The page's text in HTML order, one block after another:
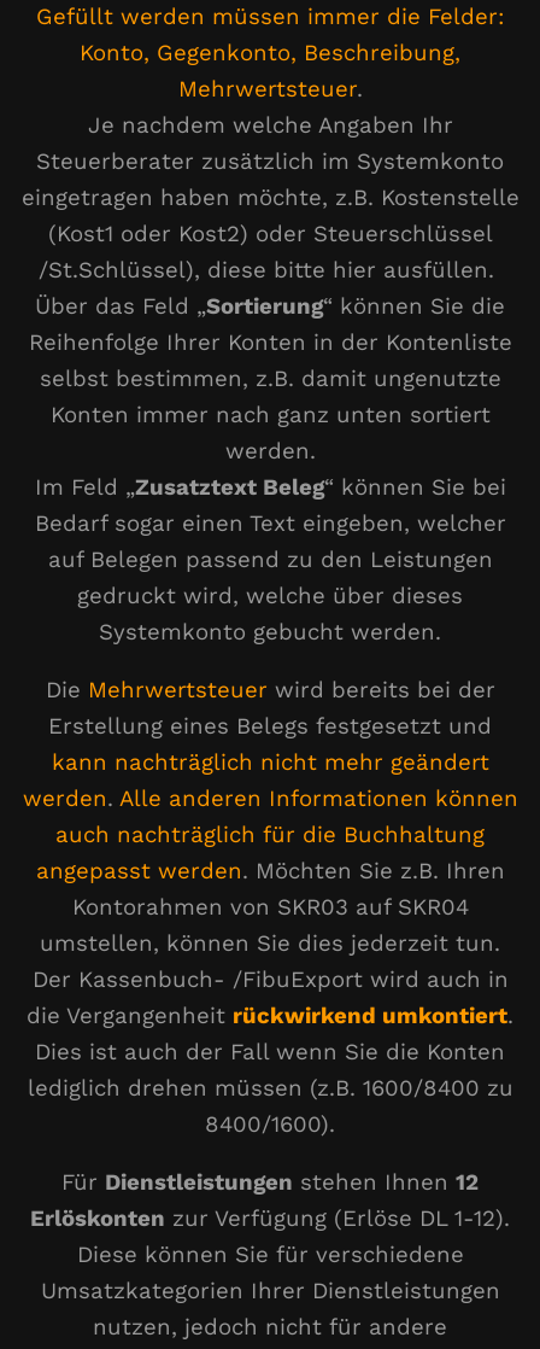
Gefüllt werden müssen immer die Felder:
Konto, Gegenkonto, Beschreibung,
Mehrwertsteuer.
Je nachdem welche Angaben Ihr
Steuerberater zusätzlich im Systemkonto
eingetragen haben möchte, z.B. Kostenstelle
(Kost1 oder Kost2) oder Steuerschlüssel
/St.Schlüssel), diese bitte hier ausfüllen.
Über das Feld „Sortierung“ können Sie die
Reihenfolge Ihrer Konten in der Kontenliste
selbst bestimmen, z.B. damit ungenutzte
Konten immer nach ganz unten sortiert
werden.
Im Feld „Zusatztext Beleg“ können Sie bei
Bedarf sogar einen Text eingeben, welcher
auf Belegen passend zu den Leistungen
gedruckt wird, welche über dieses
Systemkonto gebucht werden.
Die Mehrwertsteuer wird bereits bei der
Erstellung eines Belegs festgesetzt und
kann nachträglich nicht mehr geändert
werden. Alle anderen Informationen können
auch nachträglich für die Buchhaltung
angepasst werden. Möchten Sie z.B. Ihren
Kontorahmen von SKR03 auf SKR04
umstellen, können Sie dies jederzeit tun.
Der Kassenbuch- /FibuExport wird auch in
die Vergangenheit rückwirkend umkontiert.
Dies ist auch der Fall wenn Sie die Konten
lediglich drehen müssen (z.B. 1600/8400 zu
8400/1600).
Für Dienstleistungen stehen Ihnen 12
Erlöskonten zur Verfügung (Erlöse DL 1-12).
Diese können Sie für verschiedene
Umsatzkategorien Ihrer Dienstleistungen
nutzen, jedoch nicht für andere